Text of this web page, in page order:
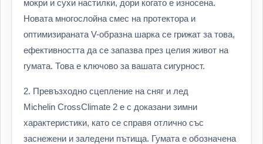
мокри и сухи настилки, дори когато е износена.
Новата многослойна смес на протектора и
оптимизираната V-образна шарка се грижат за това,
ефективността да се запазва през целия живот на
гумата. Това е ключово за вашата сигурност.
2. Превъзходно сцепление на сняг и лед
Michelin CrossClimate 2 е с доказани зимни
характеристики, като се справя отлично със
заснежени и заледени пътища. Гумата е обозначена